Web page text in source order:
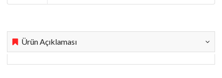
Ürün Açıklaması